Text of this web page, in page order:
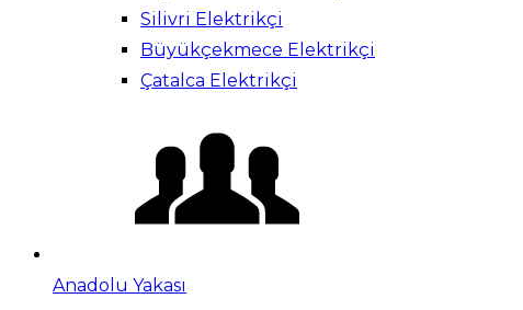
Silivri Elektrikçi
Büyükçekmece Elektrikçi
Çatalca Elektrikçi
Anadolu Yakası